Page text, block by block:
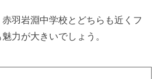
羽岩淵中学校とどちらも近くフ
力が大きいでしょう。